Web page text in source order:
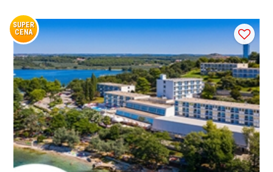
SUPER
CENA